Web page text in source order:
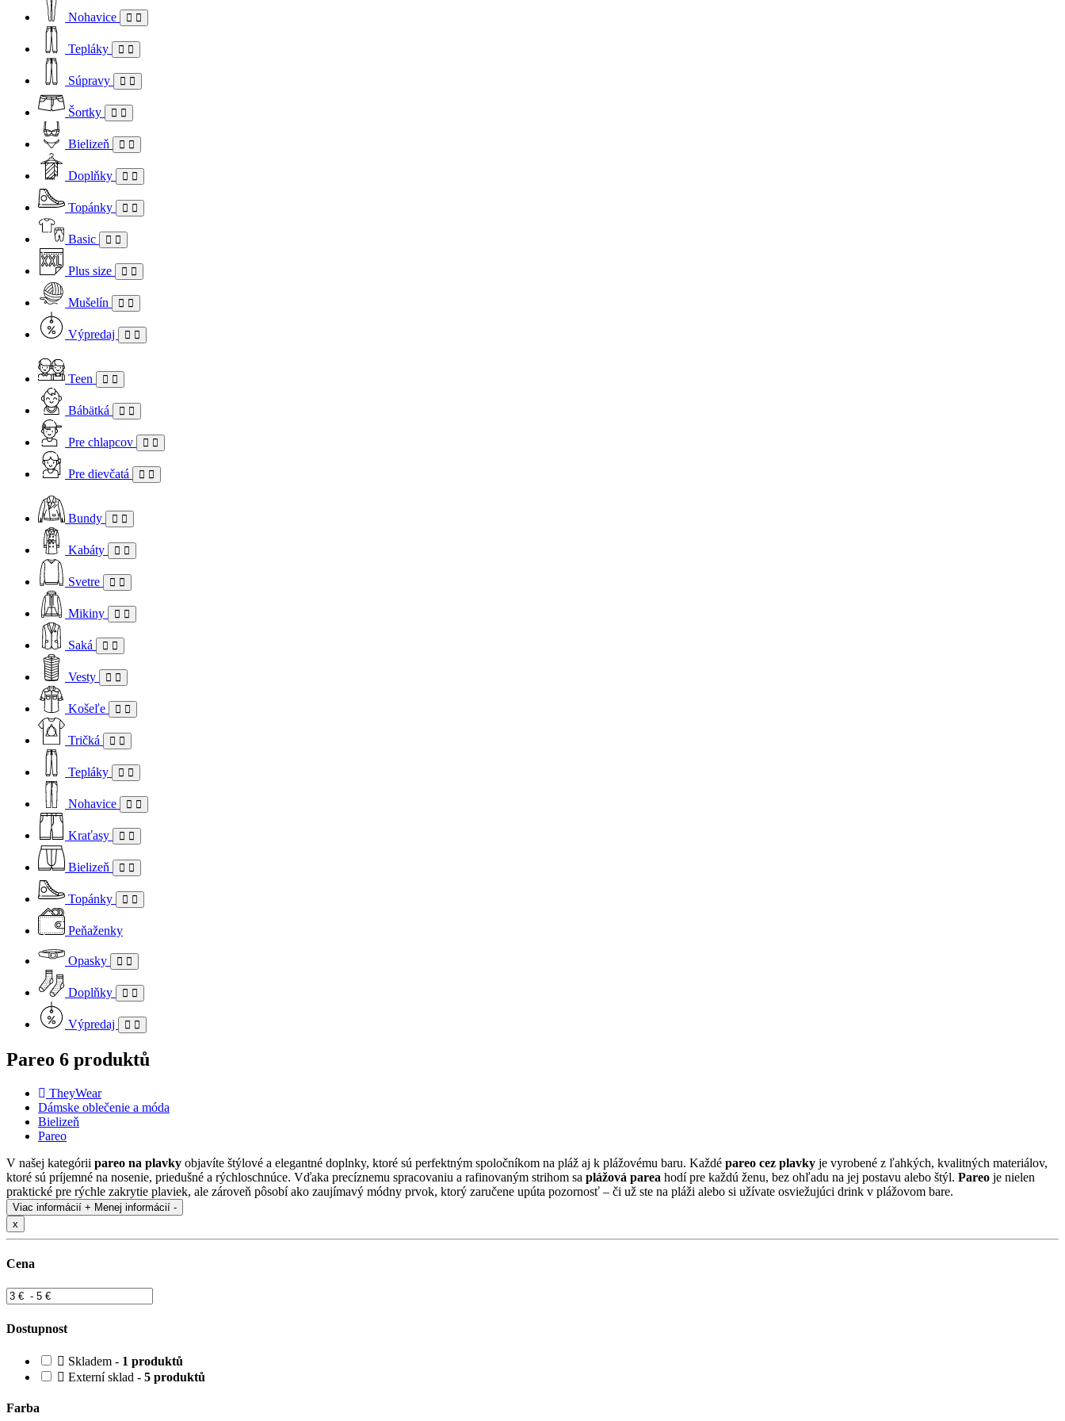
Nohavice
Tepláky
Súpravy
Šortky
Bielizeň
Doplňky
Topánky
Basic
Plus size
Mušelín
Výpredaj
Teen
Bábätká
Pre chlapcov
Pre dievčatá
Bundy
Kabáty
Svetre
Mikiny
Saká
Vesty
Košeľe
Tričká
Tepláky
Nohavice
Kraťasy
Bielizeň
Topánky
Peňaženky
Opasky
Doplňky
Výpredaj
Pareo 6 produktů
TheyWear
Dámske oblečenie a móda
Bielizeň
Pareo
V našej kategórii pareo na plavky objavíte štýlové a elegantné doplnky, ktoré sú perfektným spoločníkom na pláž aj k plážovému baru. Každé pareo cez plavky je vyrobené z ľahkých, kvalitných materiálov,
ktoré sú príjemné na nosenie, priedušné a rýchloschnúce. Vďaka precíznemu spracovaniu a rafinovaným strihom sa plážová parea hodí pre každú ženu, bez ohľadu na jej postavu alebo štýl. Pareo je nielen
praktické pre rýchle zakrytie plaviek, ale zároveň pôsobí ako zaujímavý módny prvok, ktorý zaručene upúta pozornosť – či už ste na pláži alebo si užívate osviežujúci drink v plážovom bare.
Viac informácií + Menej informácií -
x
Cena
Dostupnost
Skladem - 1 produktů
Externí sklad - 5 produktů
Farba